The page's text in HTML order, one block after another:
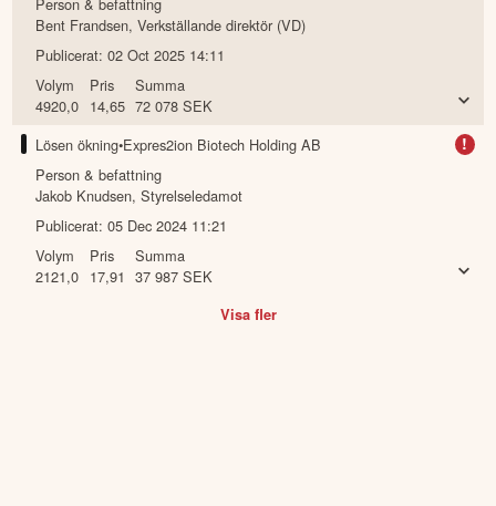
Bent Frandsen,Verkställande direktör (VD)
Publicerat:02 Oct 2025 14:11
Volym
4920,0
Pris
14,65
Summa
72 078 SEK
Lösen ökning•Expres2ion Biotech Holding AB !
Person & befattning
Jakob Knudsen,Styrelseledamot
Publicerat:05 Dec 2024 11:21
Volym
2121,0
Pris
17,91
Summa
37 987 SEK
Visa fler